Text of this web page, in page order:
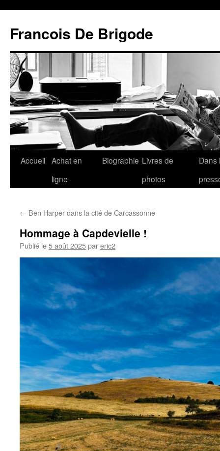
Francois De Brigode
Accueil Achat en
ligne
Biographie Livres de
photos
Dans
← Ben Harper dans la cité de Carcassonne
Hommage à Capdevielle !
Publié le5 août 2025pareric2